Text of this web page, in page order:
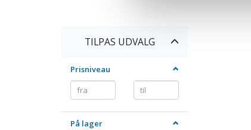
TILPAS UDVALG
Prisniveau
På lager